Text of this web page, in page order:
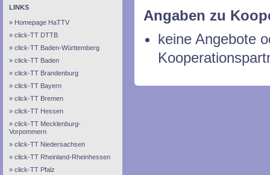
LINKS
Homepage HaTTV
click-TT DTTB
click-TT Baden-Württemberg
click-TT Baden
click-TT Brandenburg
click-TT Bayern
click-TT Bremen
click-TT Hessen
click-TT Mecklenburg-
Vorpommern
click-TT Niedersachsen
click-TT Rheinland-Rheinhessen
click-TT Pfalz
Angaben zu
keine Angebote